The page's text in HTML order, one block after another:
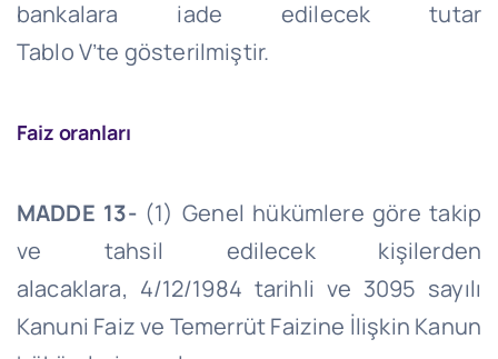
bankalara iade edilecek tutar
TabloV’te gösterilmiştir.
Faiz oranları
MADDE 13- (1) Genel hükümlere göre takip
ve tahsil edilecek kişilerden
alacaklara, 4/12/1984 tarihli ve 3095 sayılı
Kanuni Faiz ve Temerrüt Faizine İlişkin Kanun